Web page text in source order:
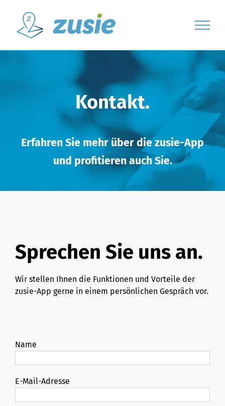
content
Kontakt.
Erfahren Sie mehr über die zusie-App
und profitieren auch Sie.
Sprechen Sie uns an.
Wir stellen Ihnen die Funktionen und Vorteile der
zusie-App gerne in einem persönlichen Gespräch vor.
Name
E-Mail-Adresse